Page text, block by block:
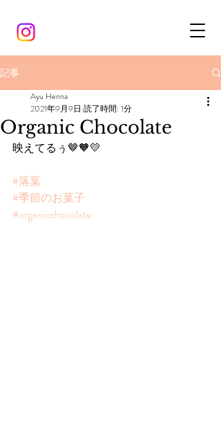
記事
Organic Chocolate
Ayu Henna
2021年9月9日 読了時間: 1分
映えてるぅ🤎🧡💛
#落葉
#季節のお菓子
#organicchocolate